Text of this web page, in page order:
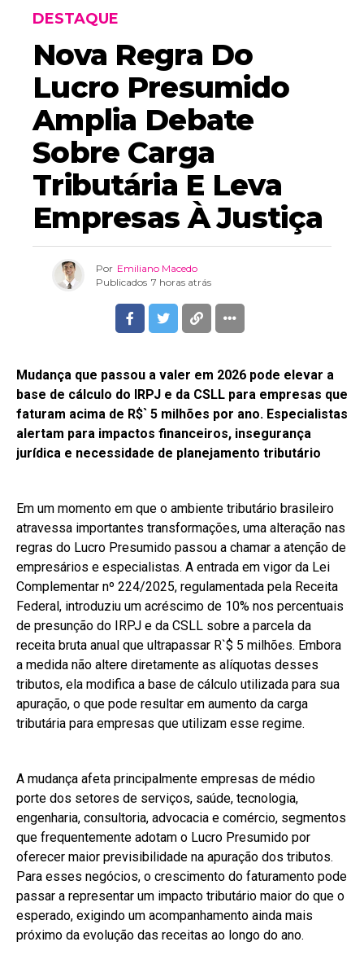
DESTAQUE
Nova Regra Do
Lucro Presumido
Amplia Debate
Sobre Carga
Tributária E Leva
Empresas À Justiça
Por Emiliano Macedo
Publicados 7 horas atrás
Mudança que passou a valer em 2026 pode elevar a
base de cálculo do IRPJ e da CSLL para empresas que
faturam acima de R$` 5 milhões por ano. Especialistas
alertam para impactos financeiros, insegurança
jurídica e necessidade de planejamento tributário
Em um momento em que o ambiente tributário brasileiro
atravessa importantes transformações, uma alteração nas
regras do Lucro Presumido passou a chamar a atenção de
empresários e especialistas. A entrada em vigor da Lei
Complementar nº 224/2025, regulamentada pela Receita
Federal, introduziu um acréscimo de 10% nos percentuais
de presunção do IRPJ e da CSLL sobre a parcela da
receita bruta anual que ultrapassar R`$ 5 milhões. Embora
a medida não altere diretamente as alíquotas desses
tributos, ela modifica a base de cálculo utilizada para sua
apuração, o que pode resultar em aumento da carga
tributária para empresas que utilizam esse regime.
A mudança afeta principalmente empresas de médio
porte dos setores de serviços, saúde, tecnologia,
engenharia, consultoria, advocacia e comércio, segmentos
que frequentemente adotam o Lucro Presumido por
oferecer maior previsibilidade na apuração dos tributos.
Para esses negócios, o crescimento do faturamento pode
passar a representar um impacto tributário maior do que o
esperado, exigindo um acompanhamento ainda mais
próximo da evolução das receitas ao longo do ano.